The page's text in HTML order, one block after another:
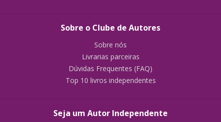
Sobre o Clube de Autores
Sobre nós
Livrarias parceiras
Dúvidas Frequentes (FAQ)
Top 10 livros independentes
Seja um Autor Independente